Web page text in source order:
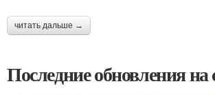
читать дальше →
Последние обновления на